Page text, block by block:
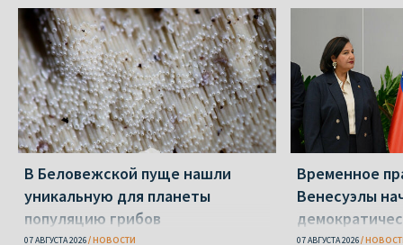
В Беловежской пуще нашли
уникальную для планеты
популяцию грибов
07 АВГУСТА 2026 НОВОСТИ
Временное
Венесуэлы
07 АВГУСТА 2026